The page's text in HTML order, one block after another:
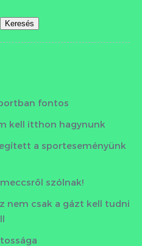
Keresés
fontos
kell itthon hagynunk
a sporteseményünk
szólnak!
nem csak a gázt kell tudni